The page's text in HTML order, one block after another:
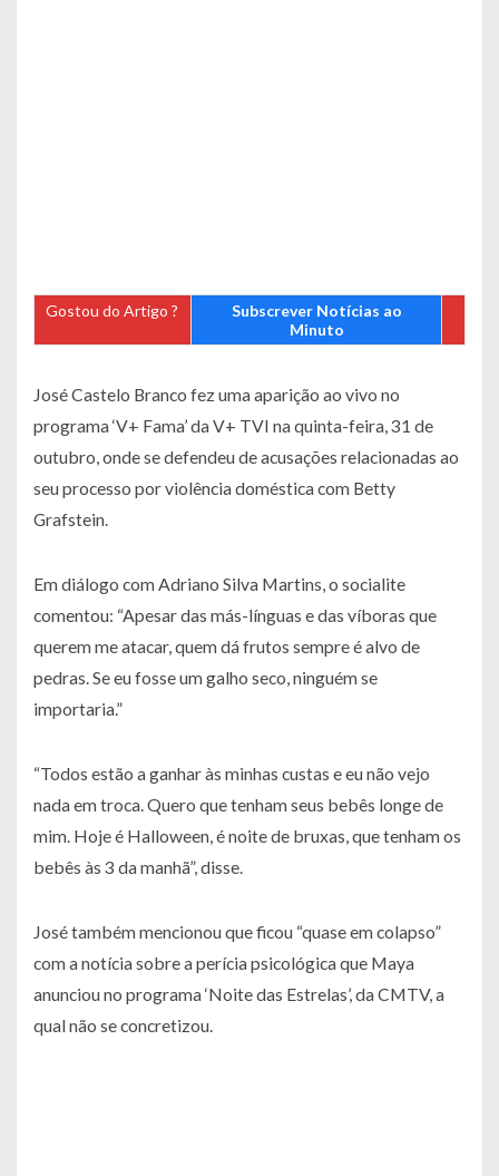
Gostou do Artigo ?
Subscrever Notícias ao
Minuto
José Castelo Branco fez uma aparição ao vivo no
programa ‘V+ Fama’ da V+ TVI na quinta-feira, 31 de
outubro, onde se defendeu de acusações relacionadas ao
seu processo por violência doméstica com Betty
Grafstein.
Em diálogo com Adriano Silva Martins, o socialite
comentou: “Apesar das más-línguas e das víboras que
querem me atacar, quem dá frutos sempre é alvo de
pedras. Se eu fosse um galho seco, ninguém se
importaria.”
“Todos estão a ganhar às minhas custas e eu não vejo
nada em troca. Quero que tenham seus bebês longe de
mim. Hoje é Halloween, é noite de bruxas, que tenham os
bebês às 3 da manhã”, disse.
José também mencionou que ficou “quase em colapso”
com a notícia sobre a perícia psicológica que Maya
anunciou no programa ‘Noite das Estrelas’, da CMTV, a
qual não se concretizou.